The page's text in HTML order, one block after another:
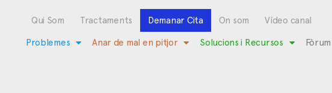
Qui Som Tractaments Demanar Cita On som Vídeo canal
Problemes Anar de mal en pitjor Solucions i Recursos Fòrum